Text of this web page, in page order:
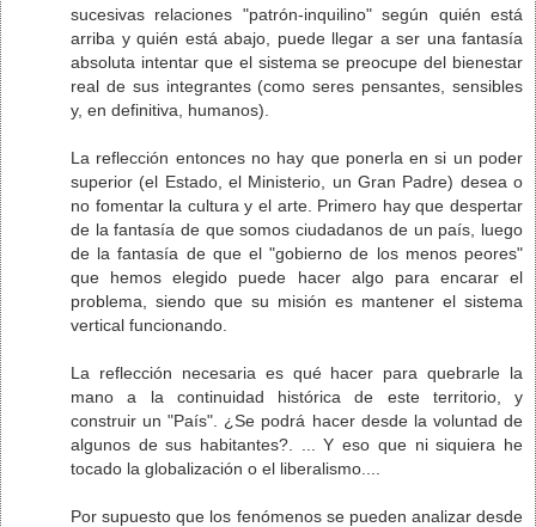
sucesivas relaciones "patrón-inquilino" según quién está
arriba y quién está abajo, puede llegar a ser una fantasía
absoluta intentar que el sistema se preocupe del bienestar
real de sus integrantes (como seres pensantes, sensibles
y, en definitiva, humanos).
La reflección entonces no hay que ponerla en si un poder
superior (el Estado, el Ministerio, un Gran Padre) desea o
no fomentar la cultura y el arte. Primero hay que despertar
de la fantasía de que somos ciudadanos de un país, luego
de la fantasía de que el "gobierno de los menos peores"
que hemos elegido puede hacer algo para encarar el
problema, siendo que su misión es mantener el sistema
vertical funcionando.
La reflección necesaria es qué hacer para quebrarle la
mano a la continuidad histórica de este territorio, y
construir un "País". ¿Se podrá hacer desde la voluntad de
algunos de sus habitantes?. ... Y eso que ni siquiera he
tocado la globalización o el liberalismo....
Por supuesto que los fenómenos se pueden analizar desde